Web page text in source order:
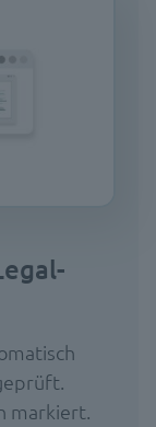
markiert.